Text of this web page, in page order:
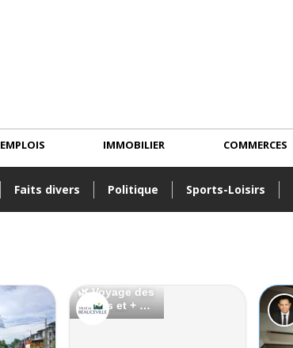
Faits divers Politique Sports-Loisirs
EMPLOIS IMMOBILIER COMMERCES